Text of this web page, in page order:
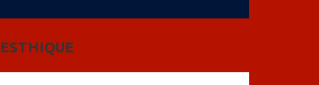
ESTHIQUE